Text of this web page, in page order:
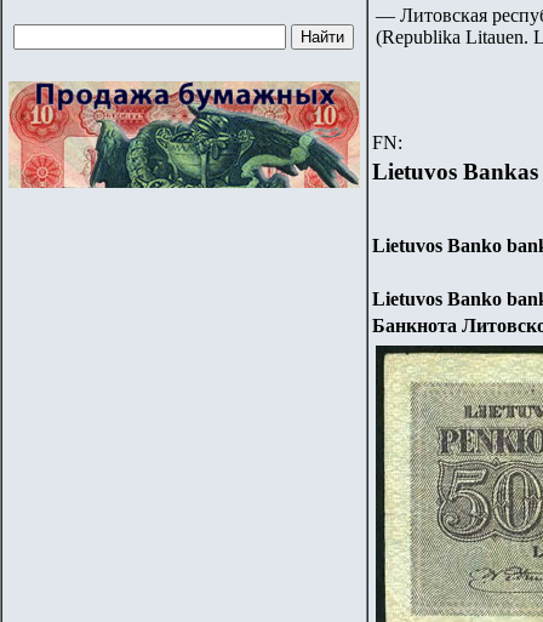
— Литовская
(Republika Litauen.
FN:
Lietuvos Bankas
Lietuvos Banko
Lietuvos Banko
Банкнота